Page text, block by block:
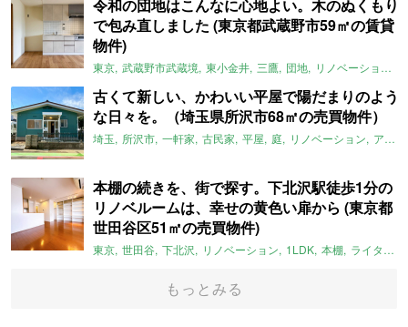
令和の団地はこんなに心地よい。木のぬくもり
で包み直しました (東京都武蔵野市59㎡の賃貸
物件)
東京 武蔵野市武蔵境 東小金井 三鷹 団地 リノベーション
古くて新しい、かわいい平屋で陽だまりのよう
な日々を。（埼玉県所沢市68㎡の売買物件）
埼玉 所沢市 一軒家 古民家 平屋 庭 リノベーション アメリカンハウス
本棚の続きを、街で探す。下北沢駅徒歩1分の
リノベルームは、幸せの黄色い扉から (東京都
世田谷区51㎡の売買物件)
東京 世田谷 下北沢 リノベーション 1LDK 本棚 ライター：ほしりょうこ
もっとみる